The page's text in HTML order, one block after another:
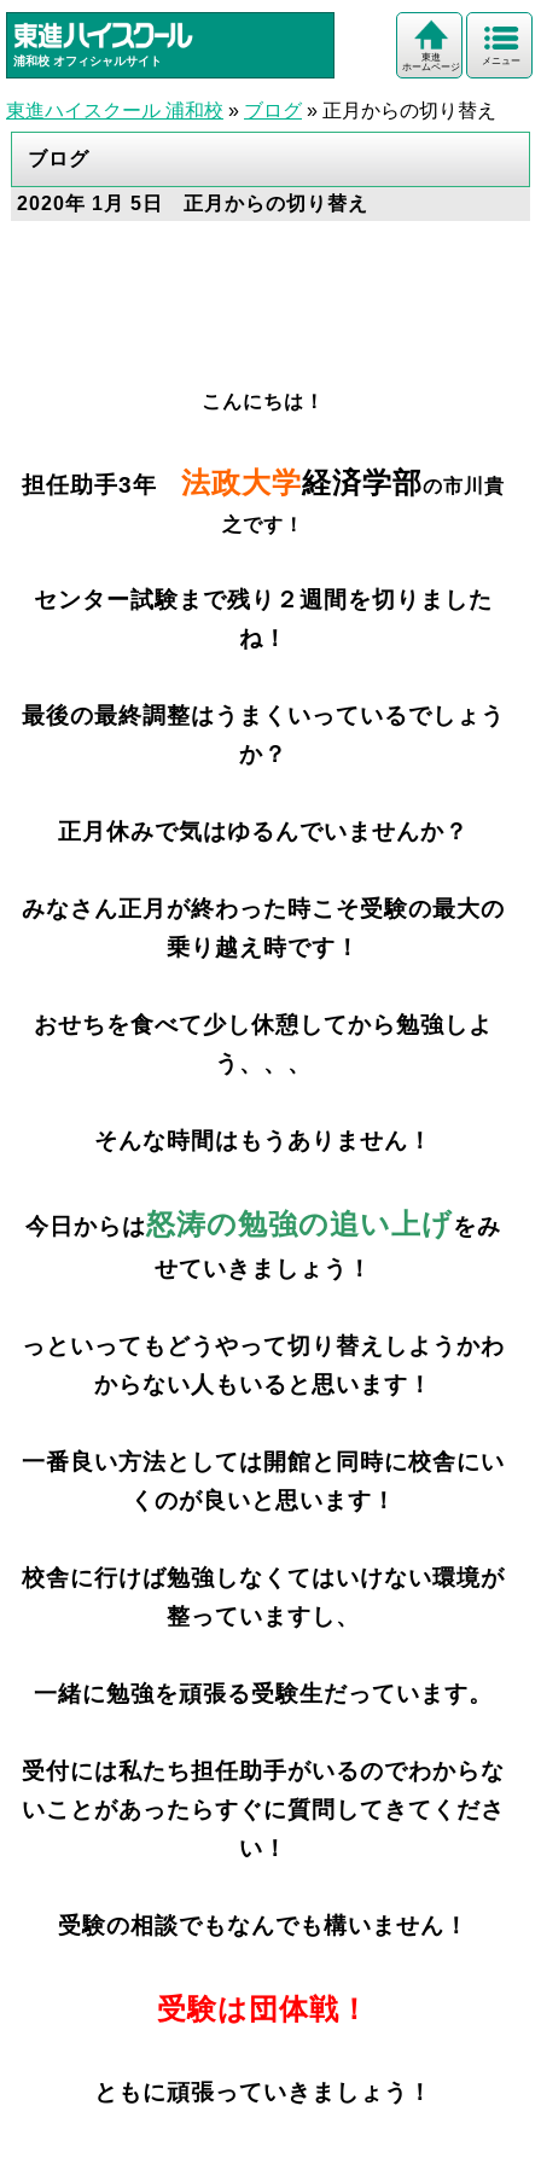
浦和校 オフィシャルサイト メニュー
東進
ホームページ
東進ハイスクール 浦和校 » ブログ » 正月からの切り替え
ブログ
2020年 1月 5日 正月からの切り替え
こんにちは！
担任助手3年 法政大学経済学部の市川貴
之です！
センター試験まで残り２週間を切りました
ね！
最後の最終調整はうまくいっているでしょう
か？
正月休みで気はゆるんでいませんか？
みなさん正月が終わった時こそ受験の最大の
乗り越え時です！
おせちを食べて少し休憩してから勉強しよ
う、、、
そんな時間はもうありません！
今日からは怒涛の勉強の追い上げをみ
せていきましょう！
っといってもどうやって切り替えしようかわ
からない人もいると思います！
一番良い方法としては開館と同時に校舎にい
くのが良いと思います！
校舎に行けば勉強しなくてはいけない環境が
整っていますし、
一緒に勉強を頑張る受験生だっています。
受付には私たち担任助手がいるのでわからな
いことがあったらすぐに質問してきてくださ
い！
受験の相談でもなんでも構いません！
受験は団体戦！
ともに頑張っていきましょう！